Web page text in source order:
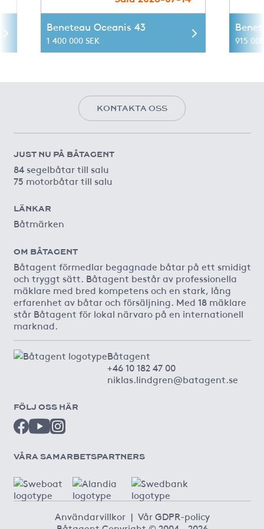
Beneteau Oceanis 43
1 400 000 SEK 915
KONTAKTA OSS
JUST NU PÅ BÅTAGENT
84 segelbåtar till salu
75 motorbåtar till salu
LÄNKAR
Båtmärken
OM BÅTAGENT
Båtagent förmedlar begagnade båtar på ett smidigt
och tryggt sätt. Båtagent består av professionella
mäklare med bred kompetens och en stark, lång
erfarenhet av båtar och försäljning. Med 18 mäklare
står Båtagent för lokal närvaro på en internationell
marknad.
Båtagent
+46 10 182 47 00
niklas.lindgren@batagent.se
FÖLJ OSS HÄR
VÅRA SAMARBETSPARTNERS
Användarvillkor | Vår GDPR-policy